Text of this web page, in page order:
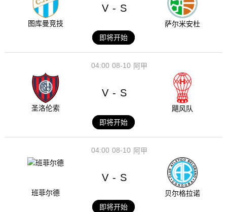
图库曼竞技
V - S
萨尔米安杜
即将开始
08-10
04:00 阿甲
圣洛伦索
V - S
飓风队
即将开始
08-10
04:00 阿甲
班菲尔德
V - S
贝尔格拉诺
即将开始